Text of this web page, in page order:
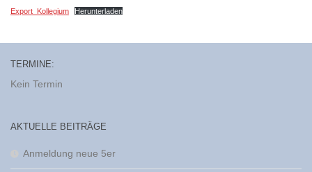
Export_Kollegium Herunterladen
TERMINE:
Kein Termin
AKTUELLE BEITRÄGE
Anmeldung neue 5er